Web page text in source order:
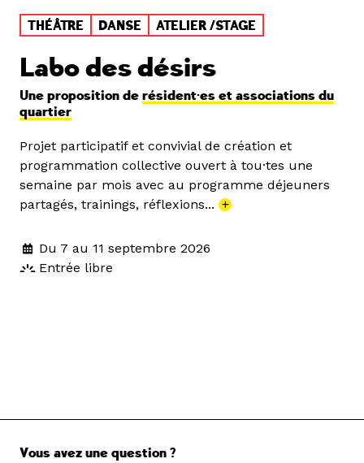
THÉÂTRE DANSE ATELIER /STAGE
Labo des désirs
Une proposition de résident·es et associations du
quartier
Projet participatif et convivial de création et
programmation collective ouvert à tou·tes une
semaine par mois avec au programme déjeuners
partagés, trainings, réflexions... +
Du 7 au 11 septembre 2026
Entrée libre
Vous avez une question ?